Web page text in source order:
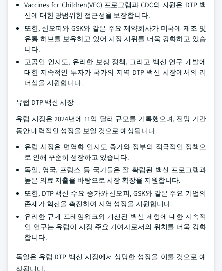
Vaccines for Children(VFC) 프로그램과 CDC의 지원은 DTP 백
신에 대한 광범위한 접근성을 보장합니다.
또한, 산오피와 GSK와 같은 주요 제약회사가 미국에 제조 및
유통 허브를 보유하고 있어 시장 지위를 더욱 강화하고 있습
니다.
고공인 인지도, 유리한 보상 정책, 그리고 백신 연구 개발에
대한 지속적인 투자가 국가의 지역 DTP 백신 시장에서의 리
더십을 지원합니다.
유럽 DTP 백신 시장
유럽 시장은 2024년에 11억 달러 규모를 기록했으며, 전망 기간
동안 매력적인 성장을 보일 것으로 예상됩니다.
유럽 시장은 면역화 인지도 증가와 정부의 적극적인 정책으
로 인해 꾸준히 성장하고 있습니다.
독일, 영국, 프랑스 등 국가들은 잘 확립된 백신 프로그램과
높은 의료 지출을 바탕으로 시장 확장을 지원합니다.
또한, DTP 백신 수요 증가와 산오피, GSK와 같은 주요 기업의
존재가 혁신을 촉진하여 지역 성장을 지원합니다.
유리한 규제 프레임워크와 개선된 백신 제형에 대한 지속적
인 연구는 유럽이 시장 주요 기여자로서의 위치를 더욱 강화
합니다.
독일은 유럽 DTP 백신 시장에서 상당한 성장을 이룰 것으로 예
상됩니다.